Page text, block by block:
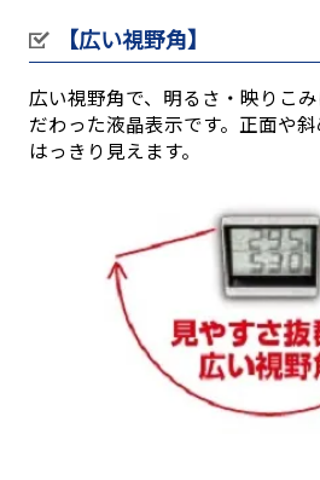
【広い視野角】
広い視野角で、明るさ・映りこ
だわった液晶表示です。正面や
はっきり見えます。